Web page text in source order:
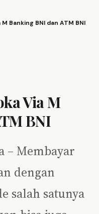
Banking BNI dan ATM BNI
Via M
BNI
– Membayar
dengan
salah satunya